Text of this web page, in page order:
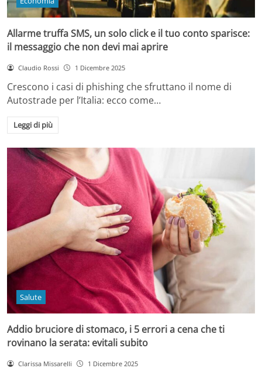
Allarme truffa SMS, un solo click e il tuo conto sparisce:
il messaggio che non devi mai aprire
Claudio Rossi 1 Dicembre 2025
Crescono i casi di phishing che sfruttano il nome di
Autostrade per l’Italia: ecco come…
Leggi di più
Salute
Addio bruciore di stomaco, i 5 errori a cena che ti
rovinano la serata: evitali subito
Clarissa Missarelli 1 Dicembre 2025